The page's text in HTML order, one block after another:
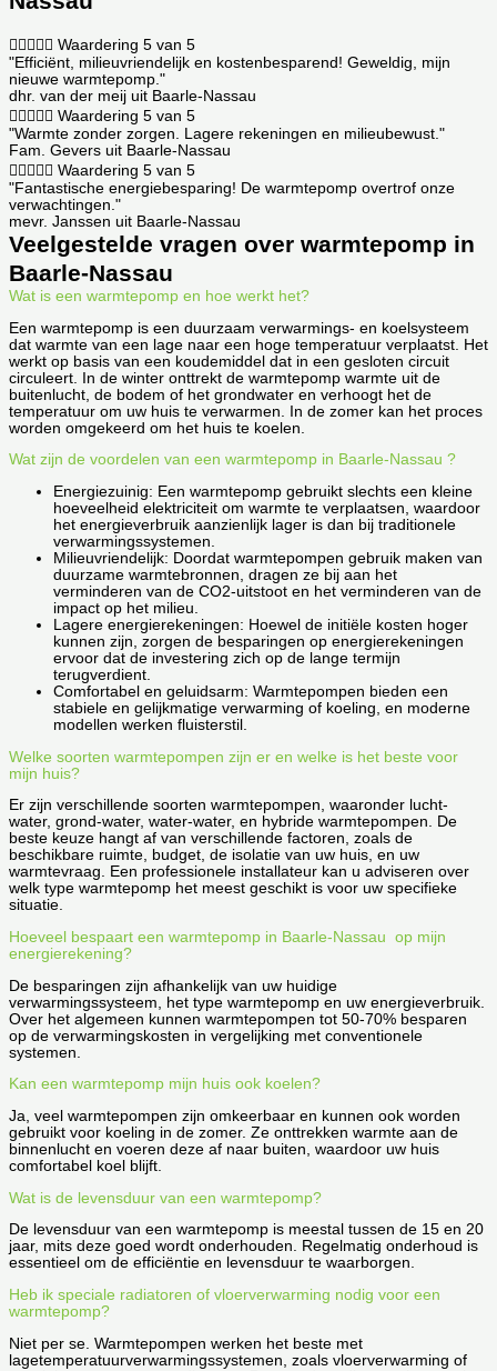
     Waardering 5 van 5
"Efficiënt, milieuvriendelijk en kostenbesparend! Geweldig, mijn
nieuwe warmtepomp."
dhr. van der meij uit Baarle-Nassau
     Waardering 5 van 5
"Warmte zonder zorgen. Lagere rekeningen en milieubewust."
Fam. Gevers uit Baarle-Nassau
     Waardering 5 van 5
"Fantastische energiebesparing! De warmtepomp overtrof onze
verwachtingen."
mevr. Janssen uit Baarle-Nassau
Veelgestelde vragen over warmtepomp in
Baarle-Nassau
Wat is een warmtepomp en hoe werkt het?
Een warmtepomp is een duurzaam verwarmings- en koelsysteem
dat warmte van een lage naar een hoge temperatuur verplaatst. Het
werkt op basis van een koudemiddel dat in een gesloten circuit
circuleert. In de winter onttrekt de warmtepomp warmte uit de
buitenlucht, de bodem of het grondwater en verhoogt het de
temperatuur om uw huis te verwarmen. In de zomer kan het proces
worden omgekeerd om het huis te koelen.
Wat zijn de voordelen van een warmtepomp in Baarle-Nassau ?
Energiezuinig: Een warmtepomp gebruikt slechts een kleine
hoeveelheid elektriciteit om warmte te verplaatsen, waardoor
het energieverbruik aanzienlijk lager is dan bij traditionele
verwarmingssystemen.
Milieuvriendelijk: Doordat warmtepompen gebruik maken van
duurzame warmtebronnen, dragen ze bij aan het
verminderen van de CO2-uitstoot en het verminderen van de
impact op het milieu.
Lagere energierekeningen: Hoewel de initiële kosten hoger
kunnen zijn, zorgen de besparingen op energierekeningen
ervoor dat de investering zich op de lange termijn
terugverdient.
Comfortabel en geluidsarm: Warmtepompen bieden een
stabiele en gelijkmatige verwarming of koeling, en moderne
modellen werken fluisterstil.
Welke soorten warmtepompen zijn er en welke is het beste voor
mijn huis?
Er zijn verschillende soorten warmtepompen, waaronder lucht-
water, grond-water, water-water, en hybride warmtepompen. De
beste keuze hangt af van verschillende factoren, zoals de
beschikbare ruimte, budget, de isolatie van uw huis, en uw
warmtevraag. Een professionele installateur kan u adviseren over
welk type warmtepomp het meest geschikt is voor uw specifieke
situatie.
Hoeveel bespaart een warmtepomp in Baarle-Nassau op mijn
energierekening?
De besparingen zijn afhankelijk van uw huidige
verwarmingssysteem, het type warmtepomp en uw energieverbruik.
Over het algemeen kunnen warmtepompen tot 50-70% besparen
op de verwarmingskosten in vergelijking met conventionele
systemen.
Kan een warmtepomp mijn huis ook koelen?
Ja, veel warmtepompen zijn omkeerbaar en kunnen ook worden
gebruikt voor koeling in de zomer. Ze onttrekken warmte aan de
binnenlucht en voeren deze af naar buiten, waardoor uw huis
comfortabel koel blijft.
Wat is de levensduur van een warmtepomp?
De levensduur van een warmtepomp is meestal tussen de 15 en 20
jaar, mits deze goed wordt onderhouden. Regelmatig onderhoud is
essentieel om de efficiëntie en levensduur te waarborgen.
Heb ik speciale radiatoren of vloerverwarming nodig voor een
warmtepomp?
Niet per se. Warmtepompen werken het beste met
lagetemperatuurverwarmingssystemen, zoals vloerverwarming of